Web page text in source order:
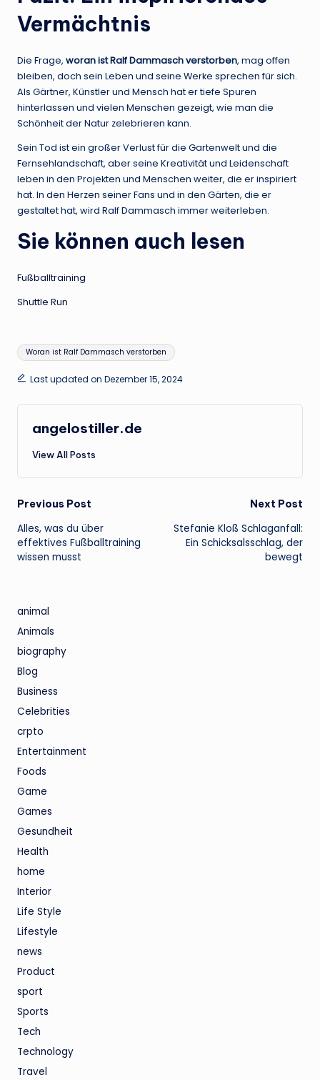
Vermächtnis
Die Frage, woran ist Ralf Dammasch verstorben, mag offen
bleiben, doch sein Leben und seine Werke sprechen für sich.
Als Gärtner, Künstler und Mensch hat er tiefe Spuren
hinterlassen und vielen Menschen gezeigt, wie man die
Schönheit der Natur zelebrieren kann.
Sein Tod ist ein großer Verlust für die Gartenwelt und die
Fernsehlandschaft, aber seine Kreativität und Leidenschaft
leben in den Projekten und Menschen weiter, die er inspiriert
hat. In den Herzen seiner Fans und in den Gärten, die er
gestaltet hat, wird Ralf Dammasch immer weiterleben.
Sie können auch lesen
Fußballtraining
Shuttle Run
Tags:
Woran ist Ralf Dammasch verstorben
Last updated on Dezember 15, 2024
angelostiller.de
View All Posts
Post
navigation
Previous Post
Alles, was du über
effektives Fußballtraining
wissen musst
Next Post
Stefanie Kloß Schlaganfall:
Ein Schicksalsschlag, der
bewegt
animal
Animals
biography
Blog
Business
Celebrities
crpto
Entertainment
Foods
Game
Games
Gesundheit
Health
home
Interior
Life Style
Lifestyle
news
Product
sport
Sports
Tech
Technology
Travel